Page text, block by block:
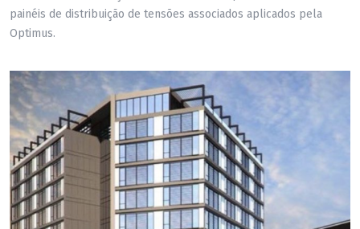
painéis de distribuição de tensões associados aplicados pela
Optimus.